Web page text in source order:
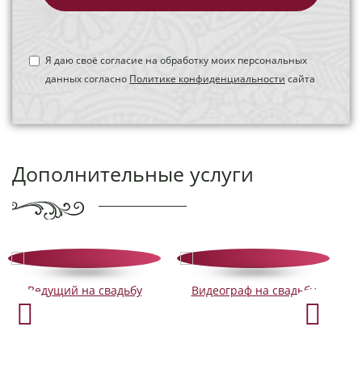
Я даю своё согласие на обработку моих персональных
данных согласно Политике конфиденциальности сайта
Дополнительные услуги
Ведущий на свадьбу Видеограф на свадьбу